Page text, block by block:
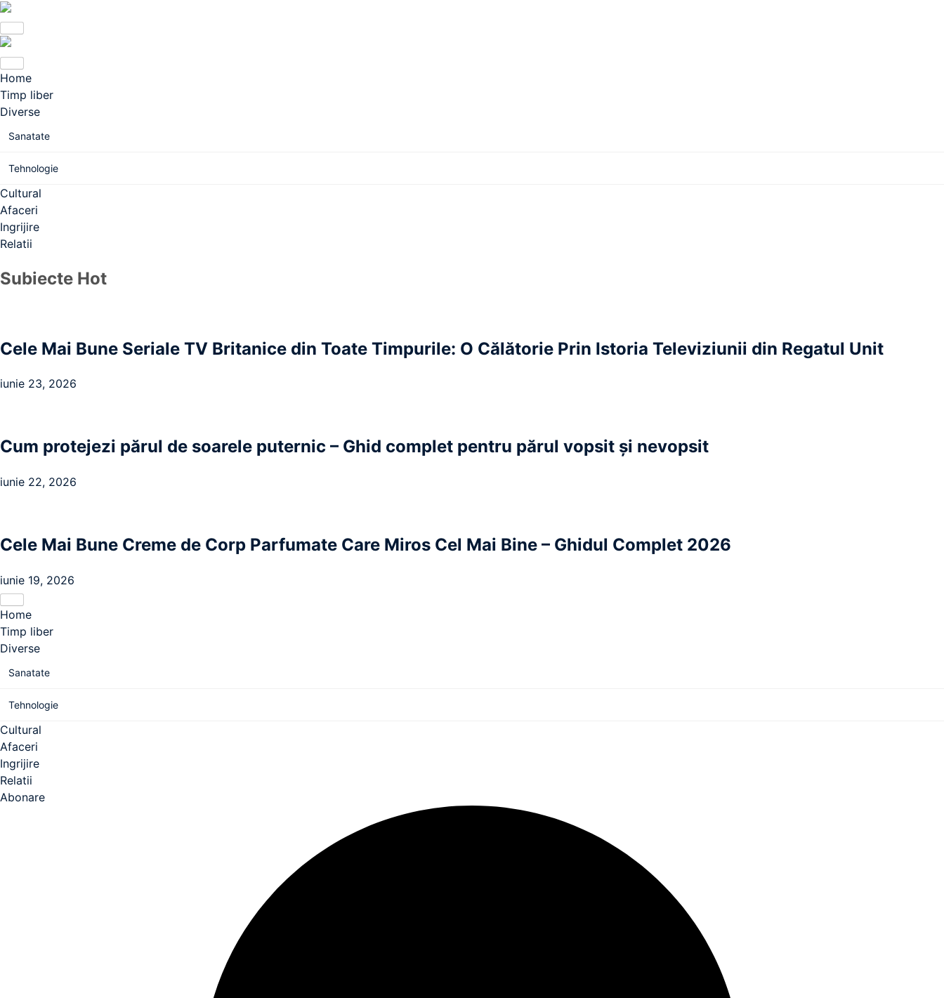
Home
Timp liber
Diverse
Sanatate
Tehnologie
Cultural
Afaceri
Ingrijire
Relatii
Subiecte Hot
Cele Mai Bune Seriale TV Britanice din Toate Timpurile: O Călătorie Prin Istoria Televiziunii din Regatul Unit
iunie 23, 2026
Cum protejezi părul de soarele puternic – Ghid complet pentru părul vopsit și nevopsit
iunie 22, 2026
Cele Mai Bune Creme de Corp Parfumate Care Miros Cel Mai Bine – Ghidul Complet 2026
iunie 19, 2026
Home
Timp liber
Diverse
Sanatate
Tehnologie
Cultural
Afaceri
Ingrijire
Relatii
Abonare